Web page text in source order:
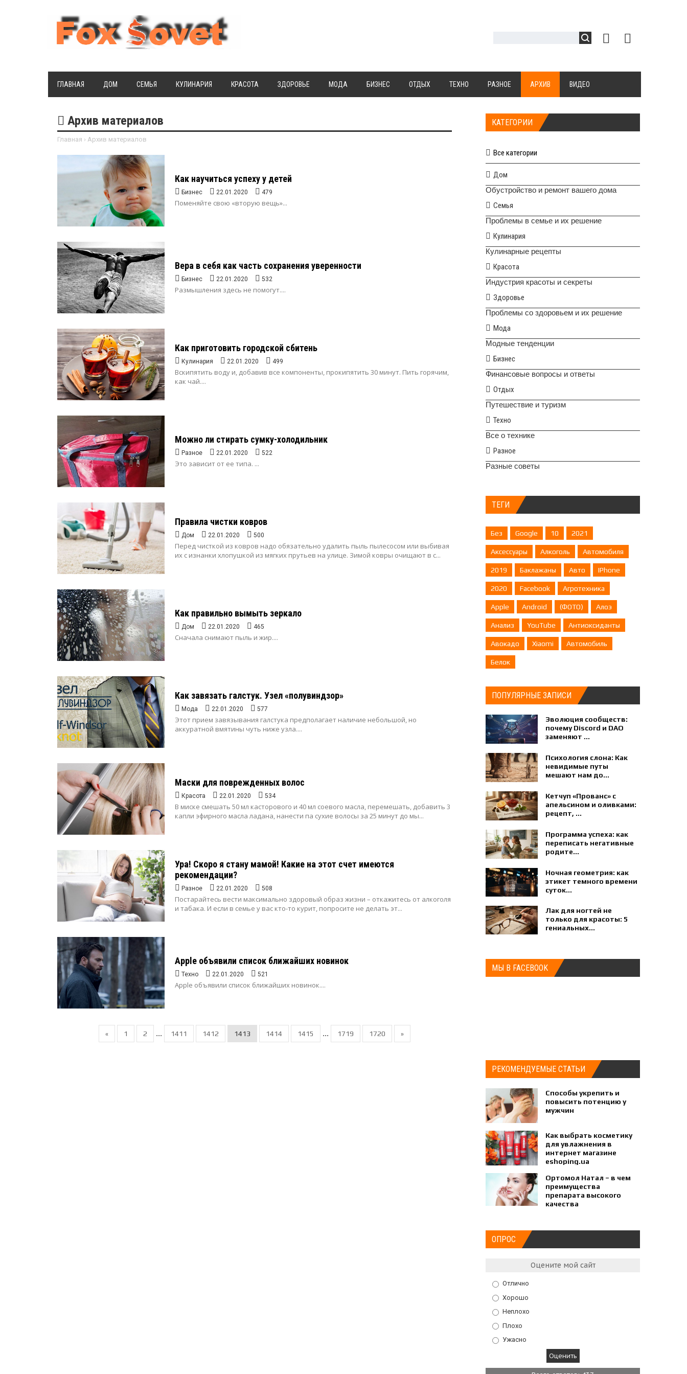
ГЛАВНАЯ ДОМ СЕМЬЯ КУЛИНАРИЯ КРАСОТА ЗДОРОВЬЕ МОДА БИЗНЕС ОТДЫХ ТЕХНО РАЗНОЕ АРХИВ ВИДЕО
Архив материалов
Главная › Архив материалов
Как научиться успеху у детей
Бизнес 22.01.2020 479
Поменяйте свою «вторую вещь»...
Вера в себя как часть сохранения уверенности
Бизнес 22.01.2020 532
Размышления здесь не помогут....
Как приготовить городской сбитень
Кулинария 22.01.2020 499
Вскипятить воду и, добавив все компоненты, прокипятить 30 минут. Пить горячим,
как чай....
Можно ли стирать сумку-холодильник
Разное 22.01.2020 522
Это зависит от ее типа. ...
Правила чистки ковров
Дом 22.01.2020 500
Перед чисткой из ковров надо обязательно удалить пыль пылесосом или выбивая
их с изнанки хлопушкой из мягких прутьев на улице. Зимой ковры очищают в с...
Как правильно вымыть зеркало
Дом 22.01.2020 465
Сначала снимают пыль и жир....
Как завязать галстук. Узел «полувиндзор»
Мода 22.01.2020 577
Этот прием завязывания галстука предполагает наличие небольшой, но
аккуратной вмятины чуть ниже узла....
Маски для поврежденных волос
Красота 22.01.2020 534
В миске смешать 50 мл касторового и 40 мл соевого масла, перемешать, добавить 3
капли эфирного масла ладана, нанести па сухие волосы за 25 минут до мы...
Ура! Скоро я стану мамой! Какие на этот счет имеются
рекомендации?
Разное 22.01.2020 508
Постарайтесь вести максимально здоровый образ жизни – откажитесь от алкоголя
и табака. И если в семье у вас кто-то курит, попросите не делать эт...
Apple объявили список ближайших новинок
Техно 22.01.2020 521
Apple объявили список ближайших новинок....
« 1 2 ... 1411 1412 1413 1414 1415 ... 1719 1720 »
КАТЕГОРИИ
Все категории
Дом
Обустройство и ремонт вашего дома
Семья
Проблемы в семье и их решение
Кулинария
Кулинарные рецепты
Красота
Индустрия красоты и секреты
Здоровье
Проблемы со здоровьем и их решение
Мода
Модные тенденции
Бизнес
Финансовые вопросы и ответы
Отдых
Путешествие и туризм
Техно
Все о технике
Разное
Разные советы
ТЕГИ
Без Google 10 2021
Аксессуары Алкоголь Автомобиля
2019 Баклажаны Авто IPhone
2020 Facebook Агротехника
Apple Android (ФОТО) Алоэ
Анализ YouTube Антиоксиданты
Авокадо Xiaomi Автомобиль
Белок
ПОПУЛЯРНЫЕ ЗАПИСИ
Эволюция сообществ:
почему Discord и DAO
заменяют ...
Психология слона: Как
невидимые путы
мешают нам до...
Кетчуп «Прованс» с
апельсином и оливками:
рецепт, ...
Программа успеха: как
переписать негативные
родите...
Ночная геометрия: как
этикет темного времени
суток...
Лак для ногтей не
только для красоты: 5
гениальных...
МЫ В FACEBOOK
РЕКОМЕНДУЕМЫЕ СТАТЬИ
Способы укрепить и
повысить потенцию у
мужчин
Как выбрать косметику
для увлажнения в
интернет магазине
eshoping.ua
Ортомол Натал – в чем
преимущества
препарата высокого
качества
ОПРОС
Оцените мой сайт
Отлично
Хорошо
Неплохо
Плохо
Ужасно